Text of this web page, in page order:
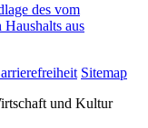
des vom
Haushalts aus
Sitemap
und Kultur